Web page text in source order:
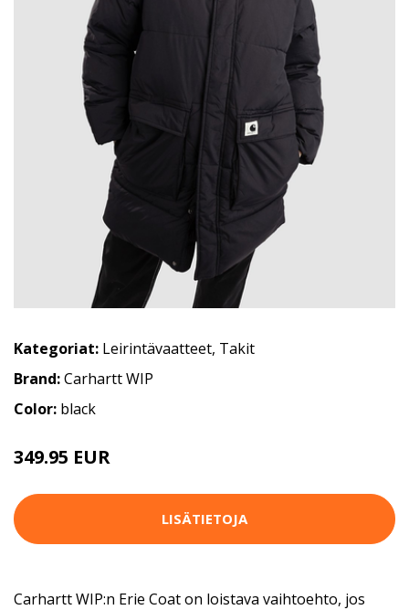
Kategoriat: Leirintävaatteet, Takit
Brand:Carhartt WIP
Color: black
349.95 EUR
LISÄTIETOJA
Carhartt WIP:n Erie Coat on loistava vaihtoehto, jos